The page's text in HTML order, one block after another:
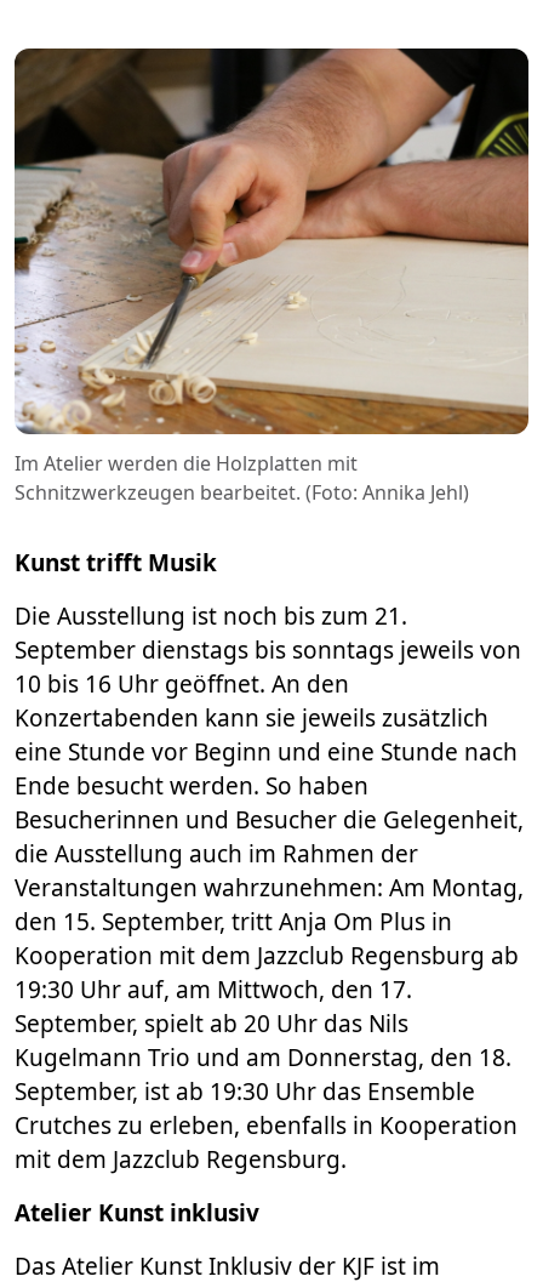
Im Atelier werden die Holzplatten mit
Schnitzwerkzeugen bearbeitet. (Foto: Annika Jehl)
Kunst trifft Musik
Die Ausstellung ist noch bis zum 21.
September dienstags bis sonntags jeweils von
10 bis 16 Uhr geöffnet. An den
Konzertabenden kann sie jeweils zusätzlich
eine Stunde vor Beginn und eine Stunde nach
Ende besucht werden. So haben
Besucherinnen und Besucher die Gelegenheit,
die Ausstellung auch im Rahmen der
Veranstaltungen wahrzunehmen: Am Montag,
den 15. September, tritt Anja Om Plus in
Kooperation mit dem Jazzclub Regensburg ab
19:30 Uhr auf, am Mittwoch, den 17.
September, spielt ab 20 Uhr das Nils
Kugelmann Trio und am Donnerstag, den 18.
September, ist ab 19:30 Uhr das Ensemble
Crutches zu erleben, ebenfalls in Kooperation
mit dem Jazzclub Regensburg.
Atelier Kunst inklusiv
Das Atelier Kunst Inklusiv der KJF ist im